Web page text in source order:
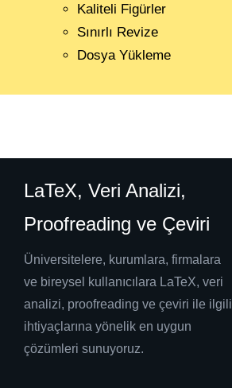
Kaliteli Figürler
Sınırlı Revize
Dosya Yükleme
LaTeX, Veri Analizi,
Proofreading ve Çeviri
Üniversitelere, kurumlara, firmalara
ve bireysel kullanıcılara LaTeX, veri
analizi, proofreading ve çeviri ile ilgili
ihtiyaçlarına yönelik en uygun
çözümleri sunuyoruz.